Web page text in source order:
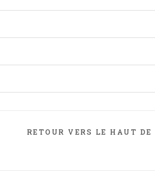
RETOUR VERS LE HAUT DE